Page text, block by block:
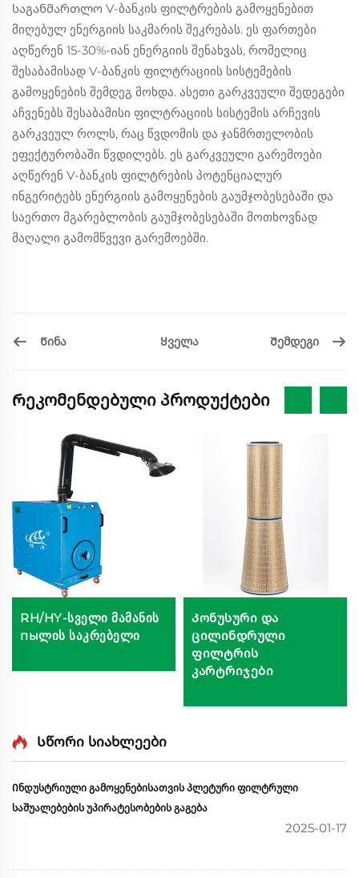
საგანმართლო V-ბანკის ფილტრების გამოყენებით
მიღებულ ენერგიის საკმარის შეკრებას. ეს ფართები
აღწერენ 15-30%-იან ენერგიის შენახვას, რომელიც
შესაბამისად V-ბანკის ფილტრაციის სისტემების
გამოყენების შემდეგ მოხდა. ასეთი გარკვეული შედეგები
აჩვენებს შესაბამისი ფილტრაციის სისტემის არჩევის
გარკვეულ როლს, რაც წვდომის და ჯანმრთელობის
ეფექტურობაში წვდილებს. ეს გარკვეული გარემოები
აღწერენ V-ბანკის ფილტრების პოტენციალურ
ინგერიტებს ენერგიის გამოყენების გაუმჯობესებაში და
საერთო მგარებლობის გაუმჯობესებაში მოთხოვნად
მაღალი გამომწვევი გარემოებში.
Წინა Ყველა Შემდეგი
Რეკომენდებული პროდუქტები
RH/HY-სველი მამანის
пыლის საკრებელი
Კონუსური და
ცილინდრული
ფილტრის
კარტრიჯები
Სწორი სიახლეები
Ინდუსტრიული გამოყენებისათვის პლეტური ფილტრული
საშუალებების უპირატესობების გაგება
2025-01-17